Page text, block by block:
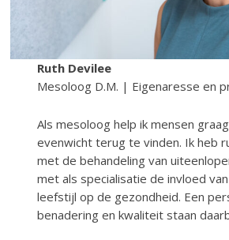
Ruth Devilee
Mesoloog D.M. | Eigenaresse en
Als mesoloog help ik mensen
evenwicht terug te vinden. Ik heb
met de behandeling van
met als specialisatie de invloed
leefstijl op de gezondheid. Een
benadering en kwaliteit staan